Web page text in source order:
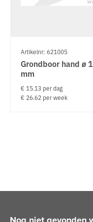
Artikelnr: 621005
Grondboor hand ø
mm
€ 15.13 per dag
€ 26.62 per week